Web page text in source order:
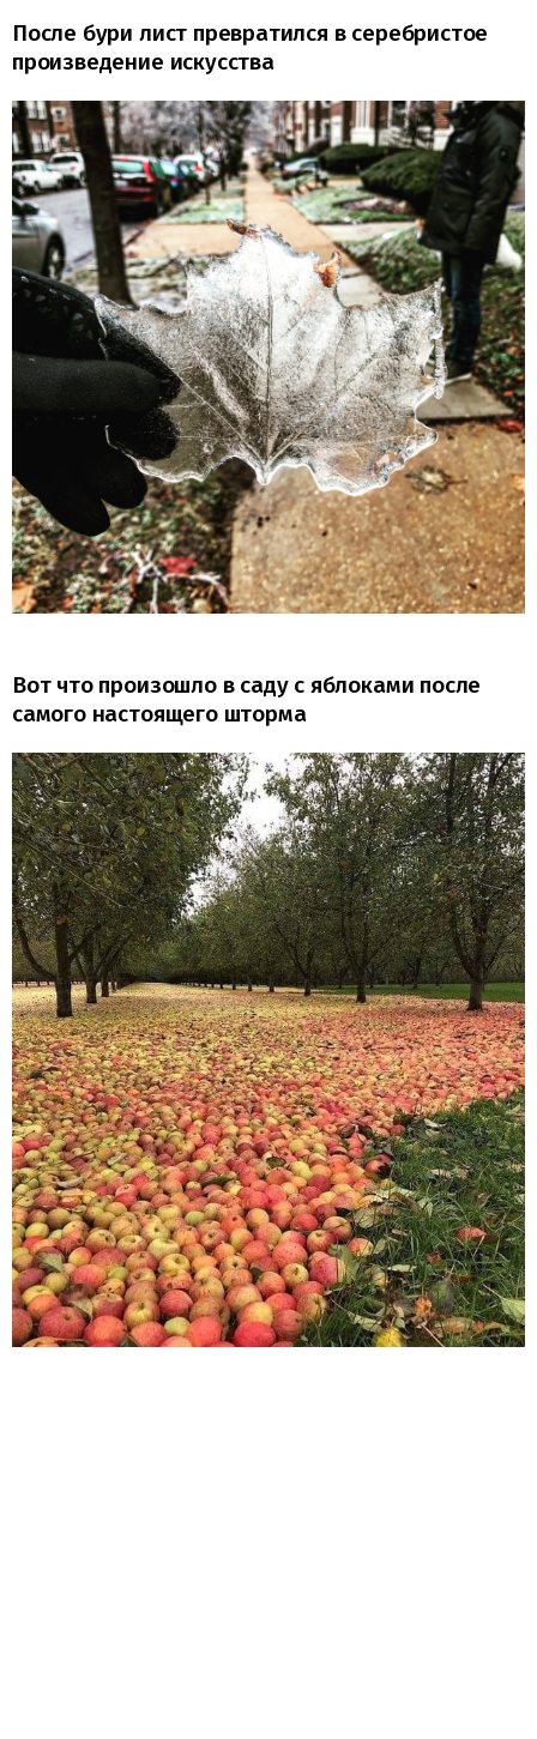
После бури лист превратился в серебристое
произведение искусства
Вот что произошло в саду с яблоками после
самого настоящего шторма